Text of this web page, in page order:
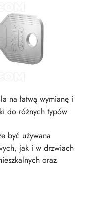
na łatwą wymianę i
do różnych typów
być używana
jak i w drzwiach
oraz